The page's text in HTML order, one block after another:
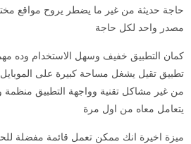
مصدر واحد لكل حاجة
كمان التطبيق خفيف وسهل الاستخدام وده
تطبيق تقيل يشغل مساحة كبيرة على
من غير مشاكل تقنية وواجهة التطبيق
يتعامل معاه من اول مرة
ميزة اخيرة انك ممكن تعمل قائمة مفضلة